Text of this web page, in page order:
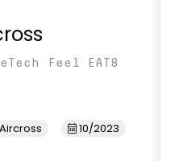
Feel EAT8
10/2023